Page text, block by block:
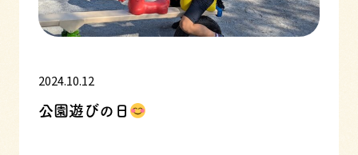
2024.10.12
公園遊びの日